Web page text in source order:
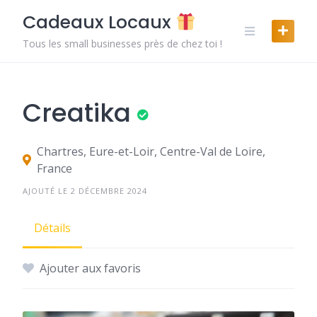
content
Cadeaux Locaux
Tous les small businesses près de chez toi !
Creatika
Chartres, Eure-et-Loir, Centre-Val de Loire,
France
AJOUTÉ LE 2 DÉCEMBRE 2024
Détails
Ajouter aux favoris